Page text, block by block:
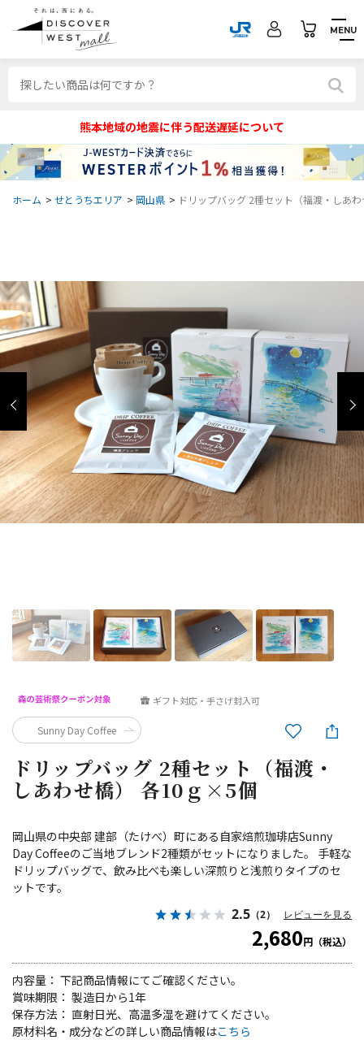
MENU
熊本地域の地震に伴う配送遅延について
ホーム > せとうちエリア > 岡山県 > ドリップバッグ 2種セット（福渡・しあ
ドリップバッグ 2種セット（福渡・
しあわせ橋） 各10ｇ×5個
ギフト対応・手さげ封入可
岡山県の中央部 建部（たけべ）町にある自家焙煎珈琲店Sunny
Day Coffeeのご当地ブレンド2種類がセットになりました。 手軽な
ドリップバッグで、飲み比べも楽しい深煎りと浅煎りタイプのセ
ットです。
2.5 （2） レビューを見る
2,680円（税込）
内容量： 下記商品情報にてご確認ください。
賞味期限： 製造日から1年
保存方法： 直射日光、高温多湿を避けてください。
原材料名・成分などの詳しい商品情報はこちら
Sunny Day Coffee